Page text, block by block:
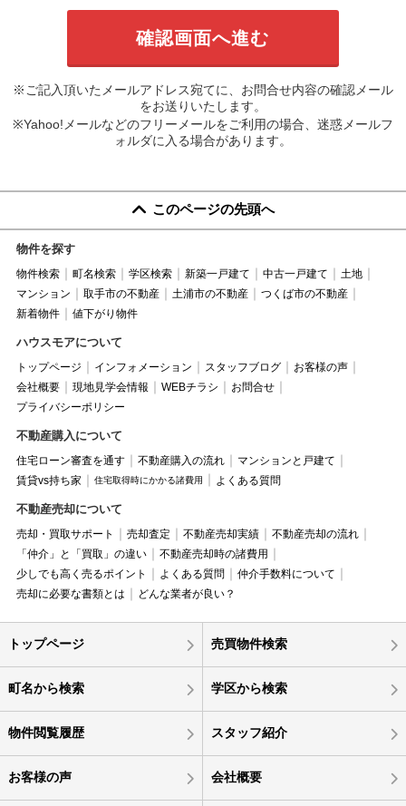
※ご記入頂いたメールアドレス宛てに、お問合せ内容の確認メール
をお送りいたします。
※Yahoo!メールなどのフリーメールをご利用の場合、迷惑メールフ
ォルダに入る場合があります。
このページの先頭へ
物件を探す
物件検索 町名検索 学区検索 新築一戸建て 中古一戸建て
土地
マンション
取手市の不動産 土浦市の不動産
つくば市の不動産
新着物件
値下がり物件
ハウスモアについて
トップページ インフォメーション スタッフブログ
お客様の声
会社概要
現地見学会情報 WEBチラシ
お問合せ
プライバシーポリシー
不動産購入について
住宅ローン審査を通す 不動産購入の流れ
マンションと戸建て
賃貸vs持ち家
住宅取得時にかかる諸費用 よくある質問
不動産売却について
売却・買取サポート 売却査定 不動産売却実績
不動産売却の流れ
「仲介」と「買取」の違い
不動産売却時の諸費用
少しでも高く売るポイント
よくある質問
仲介手数料について
売却に必要な書類とは
どんな業者が良い？
トップページ 売買物件検索
町名から検索 学区から検索
物件閲覧履歴 スタッフ紹介
お客様の声 会社概要